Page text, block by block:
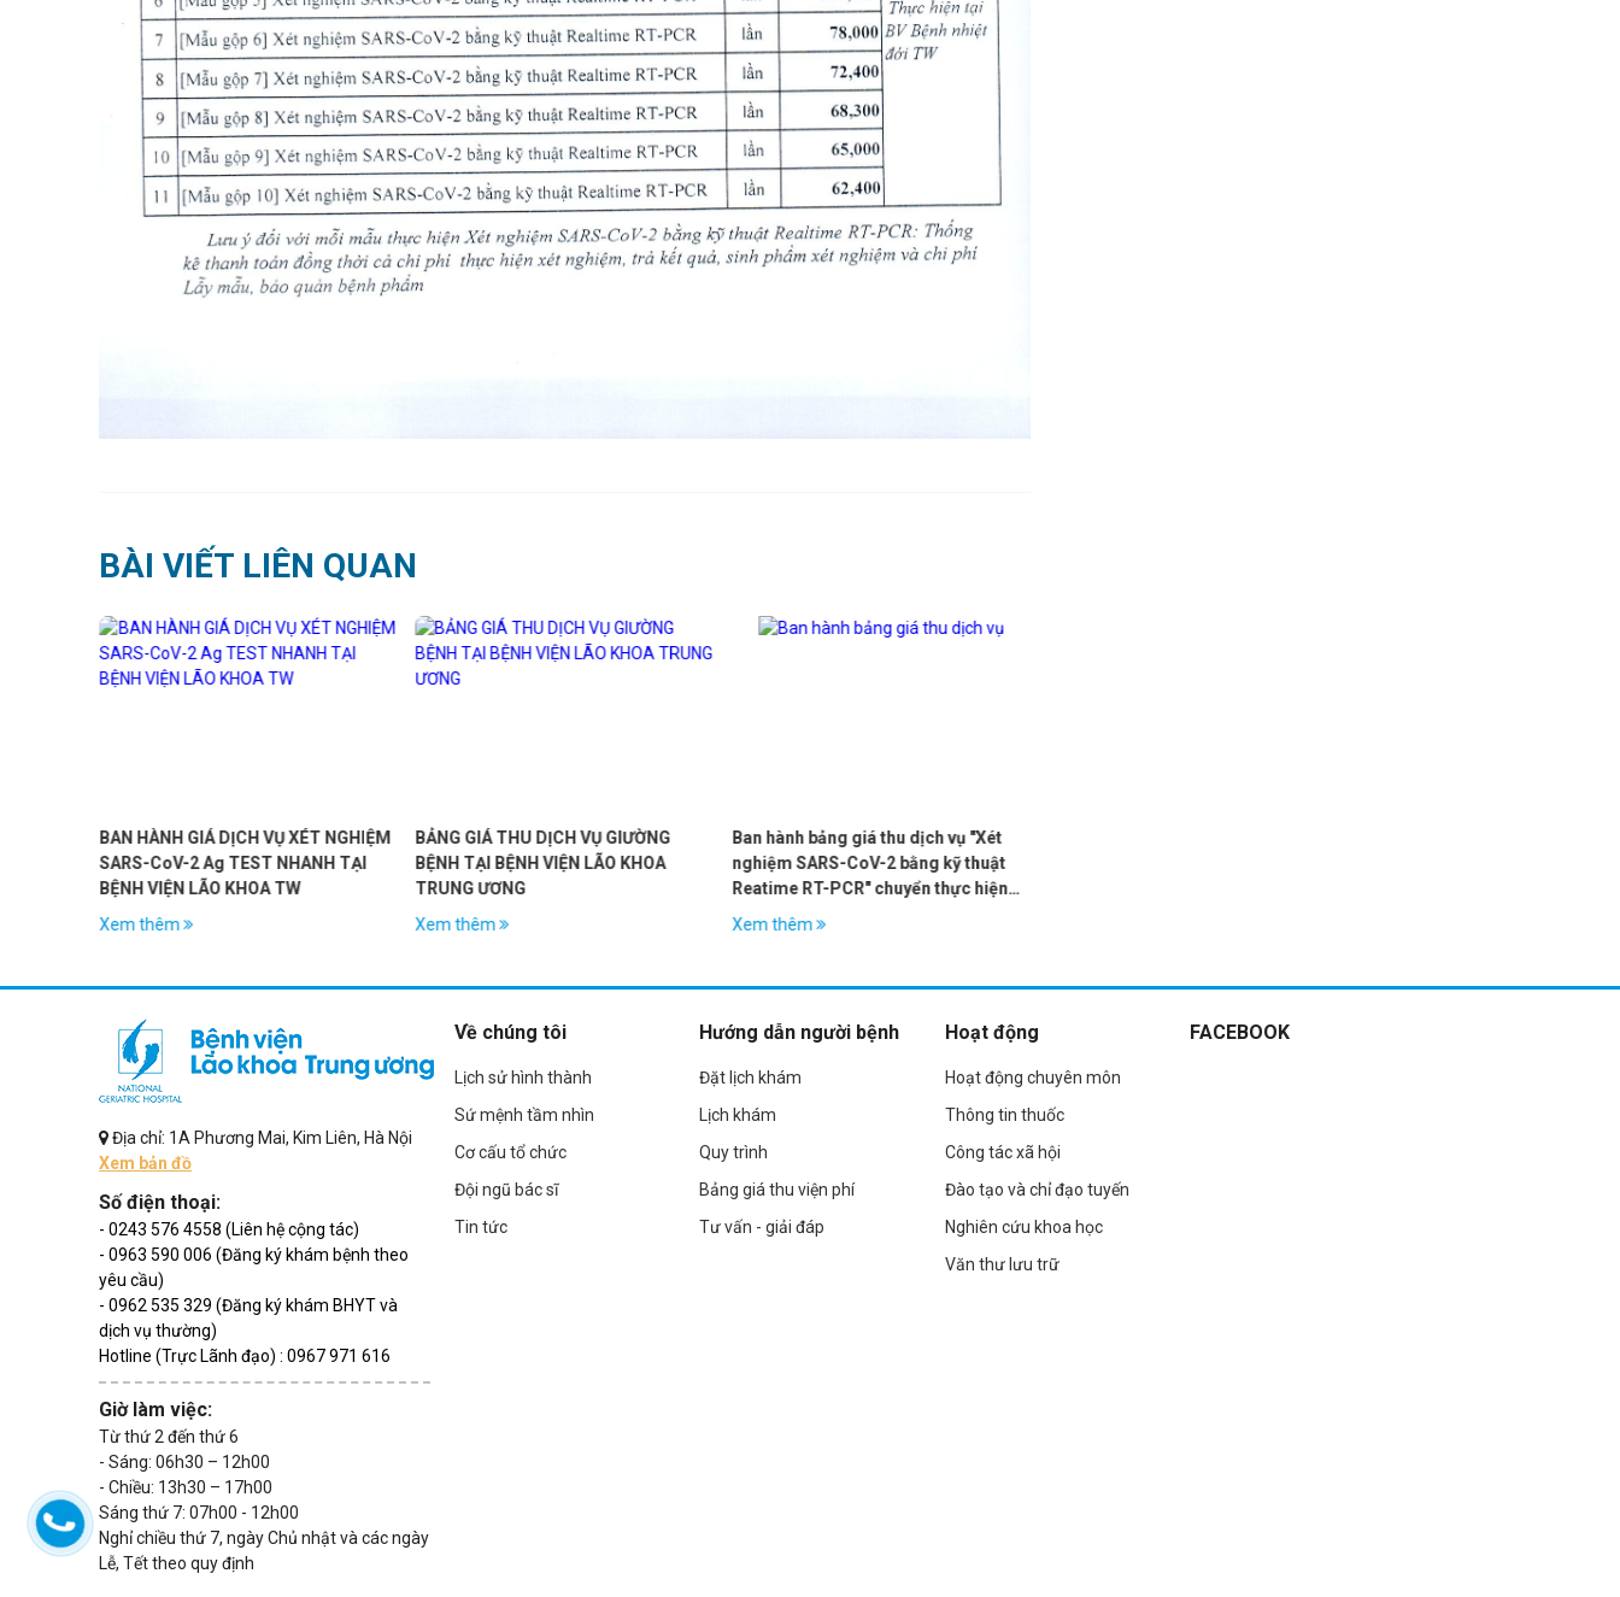
BÀI VIẾT LIÊN QUAN
BẢNG GIÁ THU DỊCH VỤ GIƯỜNG
BỆNH TẠI BỆNH VIỆN LÃO KHOA
TRUNG ƯƠNG
Xem thêm
Ban hành bảng giá thu dịch vụ "Xét
nghiệm SARS-CoV-2 bằng kỹ thuật
Reatime RT-PCR" chuyển thực hiện
gửi Bệnh viện Bạch Mai
Xem thêm
Quyết định về việc Ban hành bảng giá
bổ sung, điều chỉnh một số dịch vụ kỹ
thuật chuyển thực hiện gửi Bệnh viện
Bạch Mai và Bệnh viện Đại học Y
Xem thêm
Địa chỉ: 1A Phương Mai, Kim Liên, Hà Nội
Xem bản đồ
Số điện thoại:
- 0243 576 4558 (Liên hệ cộng tác)
- 0963 590 006 (Đăng ký khám bệnh theo
yêu cầu)
- 0962 535 329 (Đăng ký khám BHYT và
dịch vụ thường)
Hotline (Trực Lãnh đạo) : 0967 971 616
Giờ làm việc:
Từ thứ 2 đến thứ 6
- Sáng: 06h30 – 12h00
- Chiều: 13h30 – 17h00
Sáng thứ 7: 07h00 - 12h00
Nghỉ chiều thứ 7, ngày Chủ nhật và các ngày
Lễ, Tết theo quy định
Về chúng tôi
Lịch sử hình thành
Sứ mệnh tầm nhìn
Cơ cấu tổ chức
Đội ngũ bác sĩ
Tin tức
Hướng dẫn người bệnh
Đặt lịch khám
Lịch khám
Quy trình
Bảng giá thu viện phí
Tư vấn - giải đáp
Hoạt động
Hoạt động chuyên môn
Thông tin thuốc
Công tác xã hội
Đào tạo và chỉ đạo tuyến
Nghiên cứu khoa học
Văn thư lưu trữ
FACEBOOK